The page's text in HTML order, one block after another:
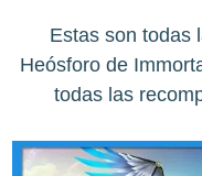
Estas son todas
Heósforo de
todas las